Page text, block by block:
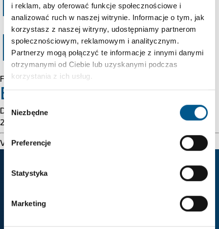
i reklam, aby oferować funkcje społecznościowe i
analizować ruch w naszej witrynie. Informacje o tym, jak
korzystasz z naszej witryny, udostępniamy partnerom
społecznościowym, reklamowym i analitycznym.
Partnerzy mogą połączyć te informacje z innymi danymi
otrzymanymi od Ciebie lub uzyskanymi podczas
korzystania z ich usług.
zgody
Niezbędne
Preferencje
Statystyka
Marketing
Forbidden
Forbidden
Error 54113
Details: cache-cmh1290048-CMH 1785982691
2520253786
Varnish cache server
Firma Zwrot w energetyce